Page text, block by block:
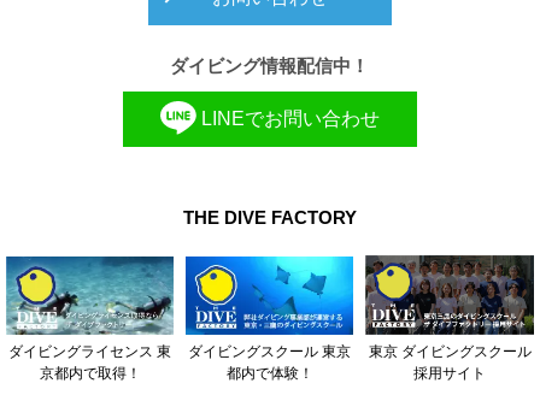
ダイビング情報配信中！
LINEでお問い合わせ
THE DIVE FACTORY
ダイビングライセンス 東
京都内で取得！
ダイビングスクール 東京
都内で体験！
東京 ダイビングスクール
採用サイト